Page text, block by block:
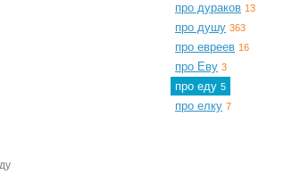
про дураков 13
про душу 363
про евреев 16
про Еву 3
про еду 5
про елку 7